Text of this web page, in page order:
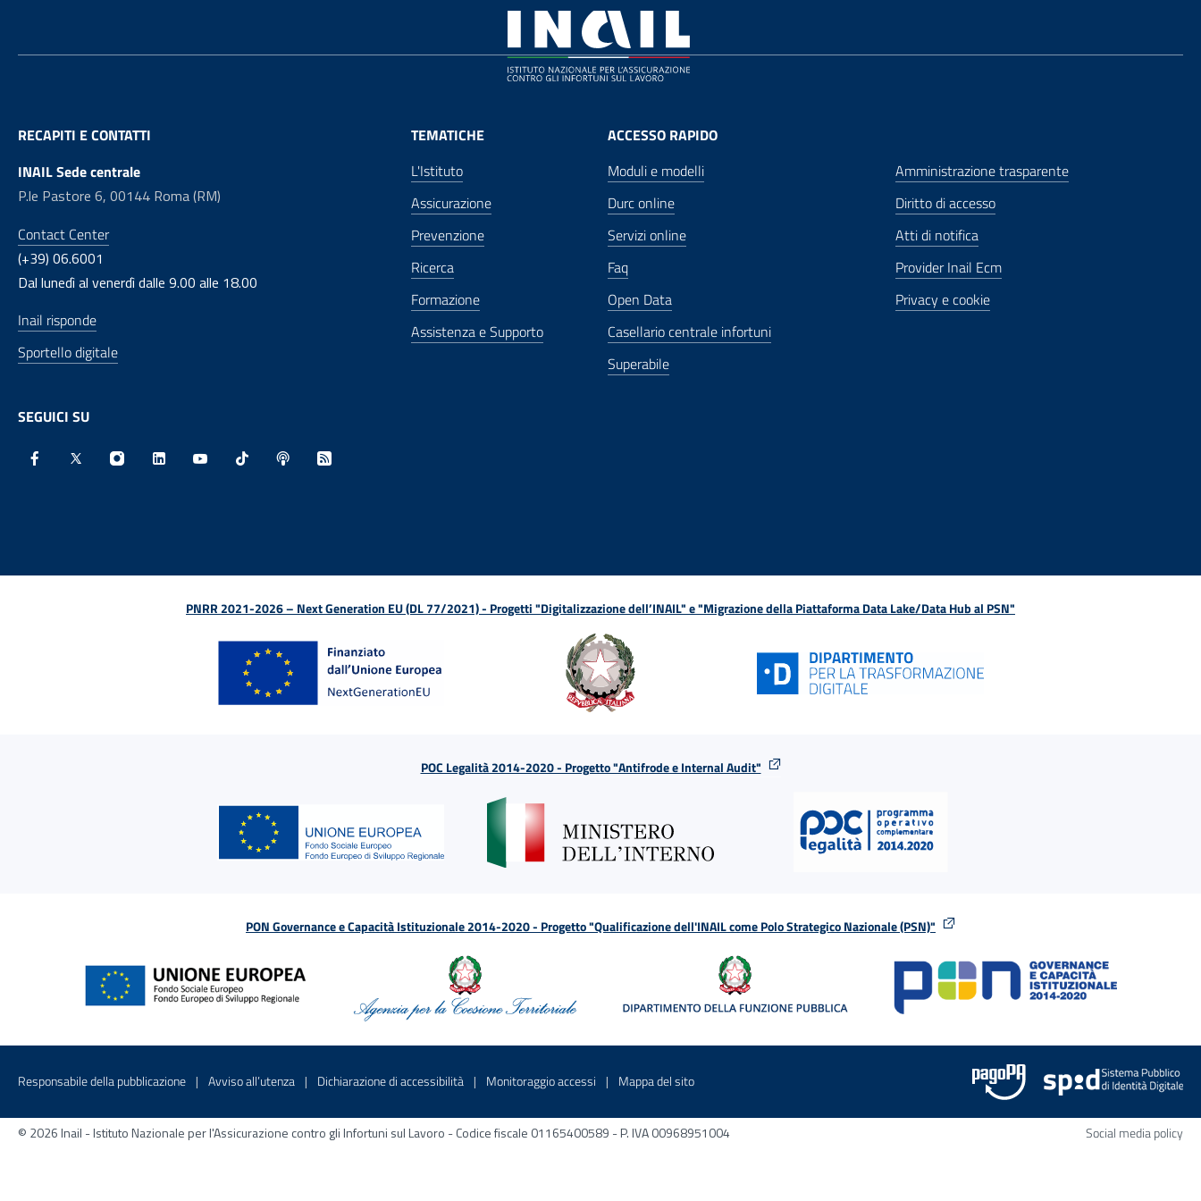
RECAPITI E CONTATTI
INAIL Sede centrale
P.le Pastore 6, 00144 Roma (RM)
Contact Center
(+39) 06.6001
Dal lunedì al venerdì dalle 9.00 alle 18.00
Inail risponde
Sportello digitale
SEGUICI SU
TEMATICHE
L'Istituto
Assicurazione
Prevenzione
Ricerca
Formazione
Assistenza e Supporto
ACCESSO RAPIDO
Moduli e modelli
Durc online
Servizi online
Faq
Open Data
Casellario centrale infortuni
Superabile
Amministrazione trasparente
Diritto di accesso
Atti di notifica
Provider Inail Ecm
Privacy e cookie
PNRR 2021-2026 – Next Generation EU (DL 77/2021) - Progetti "Digitalizzazione dell’INAIL" e "Migrazione della Piattaforma Data Lake/Data Hub al PSN"
POC Legalità 2014-2020 - Progetto "Antifrode e Internal Audit"
PON Governance e Capacità Istituzionale 2014-2020 - Progetto "Qualificazione dell'INAIL come Polo Strategico Nazionale (PSN)"
Menu di servizio
Responsabile della pubblicazione Sito interno - Apre in una nuova finestra
Avviso all’utenza Sito interno - Apre in una nuova finestra
Dichiarazione di accessibilità Sito interno - Apre in una nuova finestra
Monitoraggio accessi Sito interno - Apre in una nuova finestra
Mappa del sitoSito interno - Apre nella stessa finestra
© 2026 Inail - Istituto Nazionale per l'Assicurazione contro gli Infortuni sul Lavoro - Codice fiscale 01165400589 - P. IVA 00968951004 Social media policy